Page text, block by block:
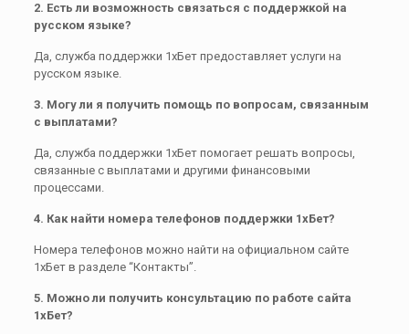
2. Есть ли возможность связаться с поддержкой на
русском языке?
Да, служба поддержки 1хБет предоставляет услуги на
русском языке.
3. Могу ли я получить помощь по вопросам, связанным
с выплатами?
Да, служба поддержки 1хБет помогает решать вопросы,
связанные с выплатами и другими финансовыми
процессами.
4. Как найти номера телефонов поддержки 1хБет?
Номера телефонов можно найти на официальном сайте
1хБет в разделе “Контакты”.
5. Можно ли получить консультацию по работе сайта
1хБет?